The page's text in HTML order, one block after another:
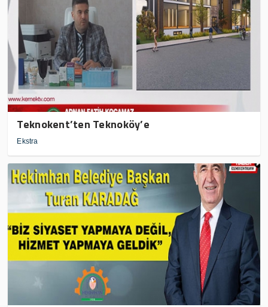
Teknokent’ten Teknoköy’e
Ekstra